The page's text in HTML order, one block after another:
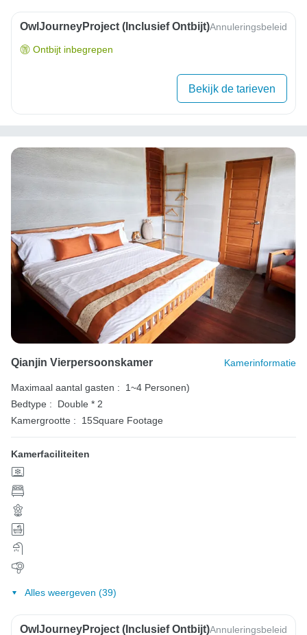
OwlJourneyProject (inclusief Ontbijt)Annuleringsbeleid
Ontbijt inbegrepen
Bekijk de tarieven
Qianjin Vierpersoonskamer Kamerinformatie
Maximaal aantal gasten :
1~4 Personen)
Bedtype :
Double * 2
Kamergrootte :
15Square Footage
Kamerfaciliteiten
Alles weergeven (39)
OwlJourneyProject (inclusief Ontbijt)Annuleringsbeleid